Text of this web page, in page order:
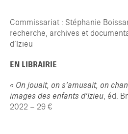
Commissariat : Stéphanie
recherche, archives et
d’Izieu
EN LIBRAIRIE
« On jouait, on s’amusait, on
images des enfants d’Izieu, éd.
2022 – 29 €